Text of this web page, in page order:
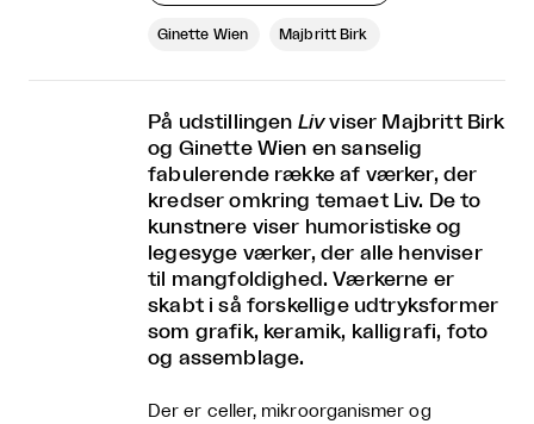
Ginette Wien Majbritt Birk
På udstillingen Livviser Majbritt Birk
og Ginette Wien en sanselig
fabulerende række af værker, der
kredser omkring temaet Liv. De to
kunstnere viser humoristiske og
legesyge værker, der alle henviser
til mangfoldighed. Værkerne er
skabt i så forskellige udtryksformer
som grafik, keramik, kalligrafi, foto
og assemblage.
Der er celler, mikroorganismer og